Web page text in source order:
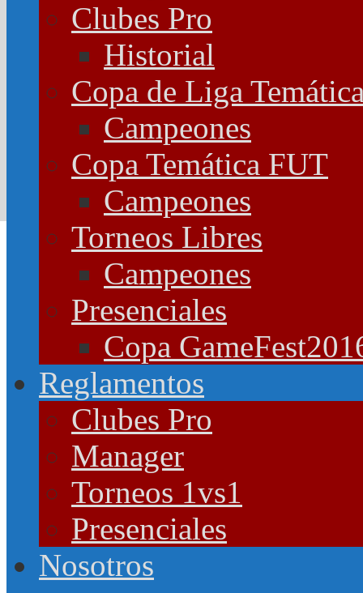
Clubes Pro
Historial
Copa de Liga
Campeones
Copa Temática FUT
Campeones
Torneos Libres
Campeones
Presenciales
Copa
Reglamentos
Clubes Pro
Manager
Torneos 1vs1
Presenciales
Nosotros